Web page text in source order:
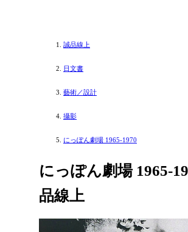
誠品線上
日文書
藝術／設計
攝影
にっぽん劇場 1965‐1970
にっぽん劇場
品線上